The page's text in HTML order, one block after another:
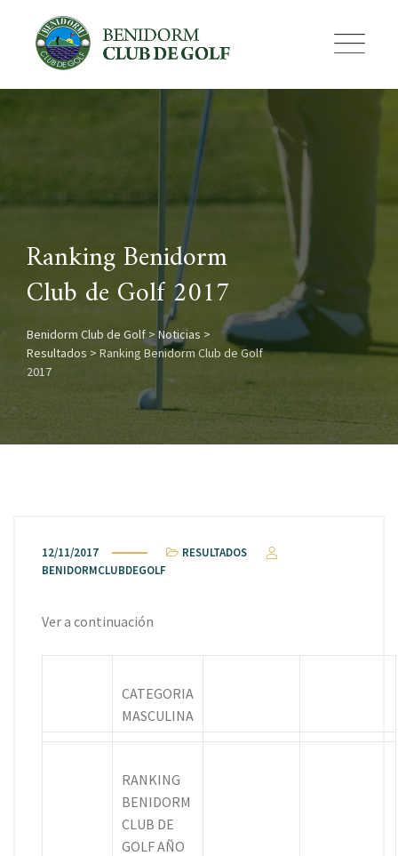
content
Ranking Benidorm
Club de Golf 2017
Benidorm Club de Golf>Noticias >
Resultados > Ranking Benidorm Club de Golf
2017
12/11/2017
RESULTADOS
BENIDORMCLUBDEGOLF
Ver a continuación
CATEGORIA
MASCULINA
RANKING
BENIDORM
CLUB DE
GOLF AÑO